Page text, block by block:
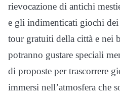
rievocazione di antichi
e gli indimenticati giochi
tour gratuiti della città e nei
potranno gustare speciali
di proposte per trascorrere
immersi nell’atmosfera che